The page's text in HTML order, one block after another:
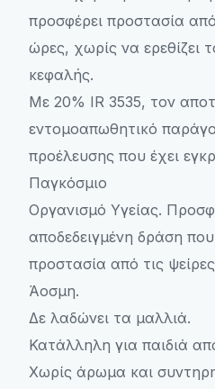
προσφέρει προστασία
ώρες, χωρίς να ερεθίζει
κεφαλής.
Με 20% IR 3535, τον
εντομοαπωθητικό
προέλευσης που έχει
Παγκόσμιο
Οργανισμό Υγείας.
αποδεδειγμένη δράση
προστασία από τις
Άοσμη.
Δε λαδώνει τα μαλλιά.
Κατάλληλη για παιδιά
Χωρίς άρωμα και